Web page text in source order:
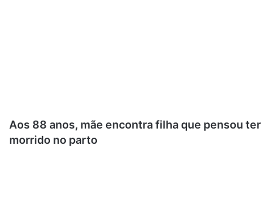
Aos 88 anos, mãe encontra filha que pensou ter
morrido no parto